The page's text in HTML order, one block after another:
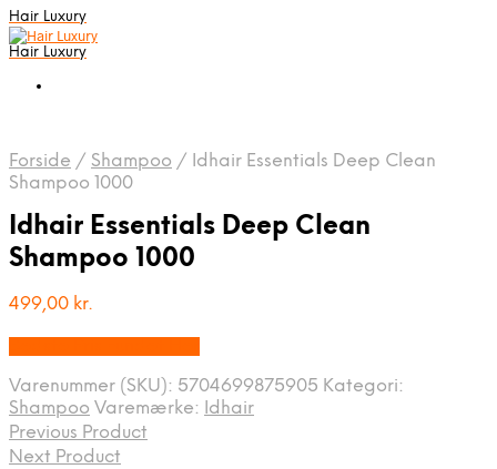
Hair Luxury
Hair Luxury
Forside / Shampoo / Idhair Essentials Deep Clean
Shampoo 1000
Idhair Essentials Deep Clean
Shampoo 1000
499,00 kr.
Varenummer (SKU): 5704699875905 Kategori:
Shampoo Varemærke: Idhair
Previous Product
Next Product